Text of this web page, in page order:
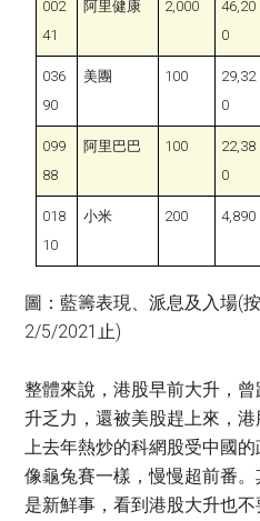
002
41
阿里健康 2,000
46,20
0
036
90
美團 100
29,32
0
099
88
阿里巴巴 100
22,38
0
018
10
小米 200 4,890
圖：藍籌表現、派息及入場(
2/5/2021止)
整體來說，港股早前大升，
升乏力，還被美股趕上來，
上去年熱炒的科網股受中國
像龜兔賽一樣，慢慢超前番
是新鮮事，看到港股大升也